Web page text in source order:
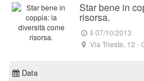
Star bene in
risorsa.
Il 07/10/2013
Via Trieste, 12 -
Data